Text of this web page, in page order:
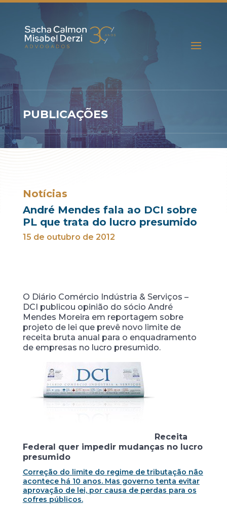
PUBLICAÇÕES
Notícias
André Mendes fala ao DCI sobre
PL que trata do lucro presumido
15 de outubro de 2012
O Diário Comércio Indústria & Serviços –
DCI publicou opinião do sócio André
Mendes Moreira em reportagem sobre
projeto de lei que prevê novo limite de
receita bruta anual para o enquadramento
de empresas no lucro presumido.
Receita
Federal quer impedir mudanças no lucro
presumido
Correção do limite do regime de tributação não
acontece há 10 anos. Mas governo tenta evitar
aprovação de lei, por causa de perdas para os
cofres públicos.